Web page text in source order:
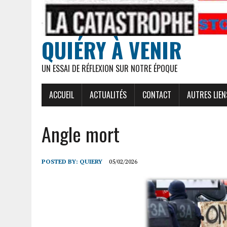
QUIÉRY À VENIR
UN ESSAI DE RÉFLEXION SUR NOTRE ÉPOQUE
ACCUEIL ACTUALITÉS CONTACT AUTRES
Angle mort
POSTED BY: QUIERY 05/02/2026